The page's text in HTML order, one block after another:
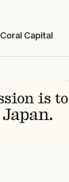
Coral Capital